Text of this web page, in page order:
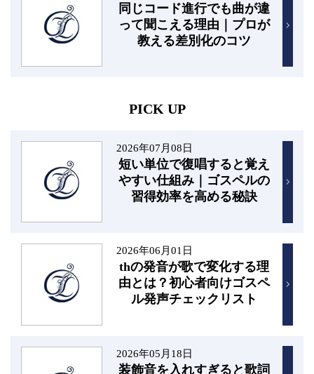
同じコード進行でも曲が違
って聞こえる理由｜プロが
教える差別化のコツ
PICK UP
2026年07月08日
短い単位で復唱すると覚え
やすい仕組み｜ゴスペルの
習得効率を高める秘訣
2026年06月01日
thの発音が歌で変化する理
由とは？初心者向けゴスペ
ル発声チェックリスト
2026年05月18日
装飾音を入れすぎると歌詞